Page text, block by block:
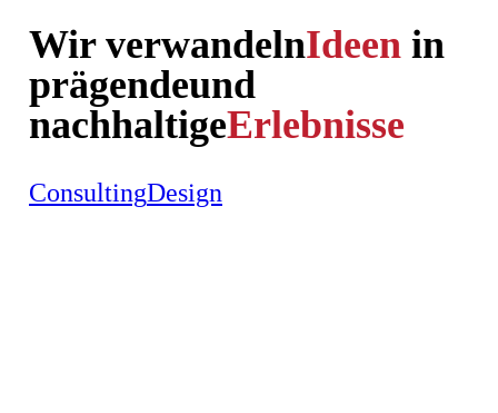
Wir verwandelnIdeen in
prägendeund
nachhaltigeErlebnisse
ConsultingDesign